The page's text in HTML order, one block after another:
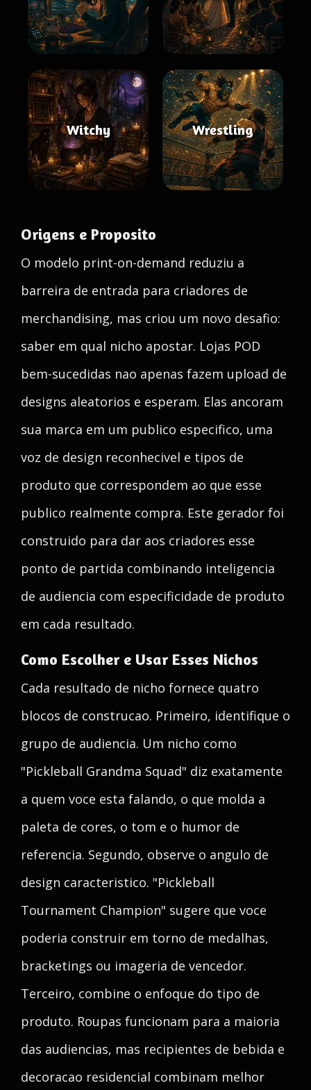
Witchy Wrestling
Origens e Proposito
O modelo print-on-demand reduziu a
barreira de entrada para criadores de
merchandising, mas criou um novo desafio:
saber em qual nicho apostar. Lojas POD
bem-sucedidas nao apenas fazem upload de
designs aleatorios e esperam. Elas ancoram
sua marca em um publico especifico, uma
voz de design reconhecivel e tipos de
produto que correspondem ao que esse
publico realmente compra. Este gerador foi
construido para dar aos criadores esse
ponto de partida combinando inteligencia
de audiencia com especificidade de produto
em cada resultado.
Como Escolher e Usar Esses Nichos
Cada resultado de nicho fornece quatro
blocos de construcao. Primeiro, identifique o
grupo de audiencia. Um nicho como
"Pickleball Grandma Squad" diz exatamente
a quem voce esta falando, o que molda a
paleta de cores, o tom e o humor de
referencia. Segundo, observe o angulo de
design caracteristico. "Pickleball
Tournament Champion" sugere que voce
poderia construir em torno de medalhas,
bracketings ou imageria de vencedor.
Terceiro, combine o enfoque do tipo de
produto. Roupas funcionam para a maioria
das audiencias, mas recipientes de bebida e
decoracao residencial combinam melhor